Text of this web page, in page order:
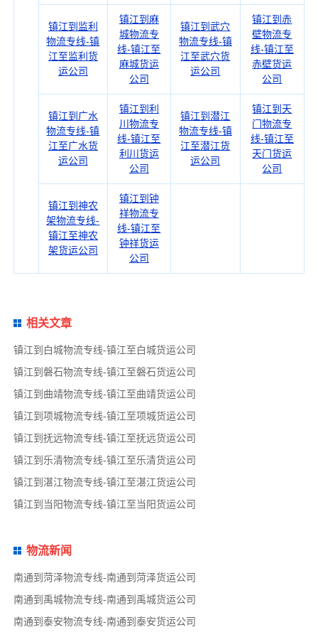
镇江到监利
物流专线-镇
江至监利货
运公司
镇江到麻
城物流专
线-镇江至
麻城货运
公司
镇江到武穴
物流专线-镇
江至武穴货
运公司
镇江到赤
壁物流专
线-镇江至
赤壁货运
公司
镇江到广水
物流专线-镇
江至广水货
运公司
镇江到利
川物流专
线-镇江至
利川货运
公司
镇江到潜江
物流专线-镇
江至潜江货
运公司
镇江到天
门物流专
线-镇江至
天门货运
公司
镇江到神农
架物流专线-
镇江至神农
架货运公司
镇江到钟
祥物流专
线-镇江至
钟祥货运
公司
相关文章
镇江到白城物流专线-镇江至白城货运公司
镇江到磐石物流专线-镇江至磐石货运公司
镇江到曲靖物流专线-镇江至曲靖货运公司
镇江到项城物流专线-镇江至项城货运公司
镇江到抚远物流专线-镇江至抚远货运公司
镇江到乐清物流专线-镇江至乐清货运公司
镇江到湛江物流专线-镇江至湛江货运公司
镇江到当阳物流专线-镇江至当阳货运公司
物流新闻
南通到菏泽物流专线-南通到菏泽货运公司
南通到禹城物流专线-南通到禹城货运公司
南通到泰安物流专线-南通到泰安货运公司